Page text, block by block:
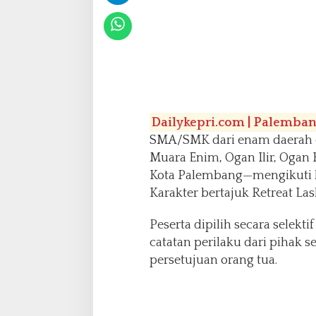
a
j
k
R
t
e
t
Dailykepri.com |
SMA/SMK dari enam
Muara Enim, Ogan Ilir,
Kota Palembang—mengikuti
Karakter bertajuk Retreat
Peserta dipilih secara
catatan perilaku dari pihak
persetujuan orang tua.